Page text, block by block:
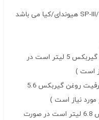
یکی از استاندارد های این محصول SP-III/SP-IV هیوندای/کیا می باشد
( ظرفیت روغن گیربکس 5 لیتر است در
( ظرفیت روغن گیربکس 5.6
( ظرفیت روغن گیربکس 6.8 لیتر است در صورت